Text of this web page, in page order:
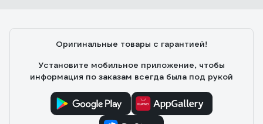
Оригинальные товары с гарантией!
Установите мобильное приложение, чтобы
информация по заказам всегда была под рукой